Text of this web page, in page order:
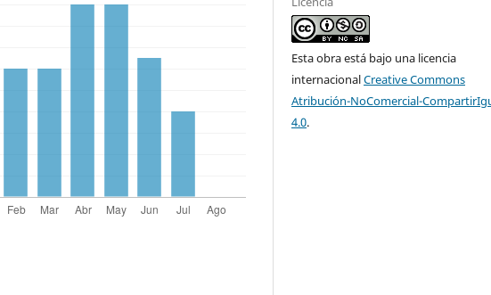
Esta obra está bajo una licencia
internacionalCreative Commons
Atribución-NoComercial-
4.0.